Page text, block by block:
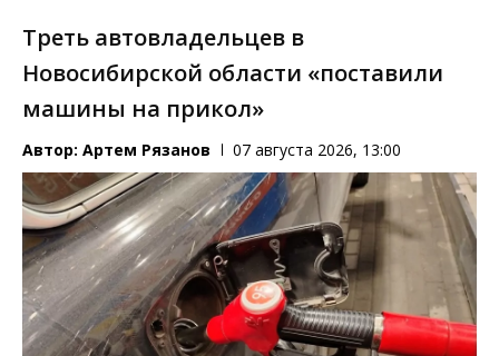
Треть автовладельцев в
Новосибирской области «поставили
машины на прикол»
Автор: Артем Рязанов 07 августа 2026, 13:00